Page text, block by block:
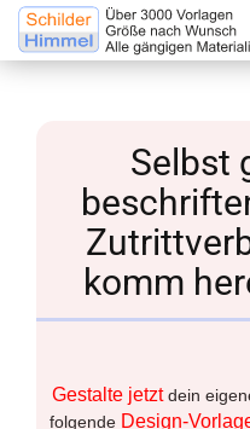
Selbst
komm
Gestalte jetztdein
folgende Design-